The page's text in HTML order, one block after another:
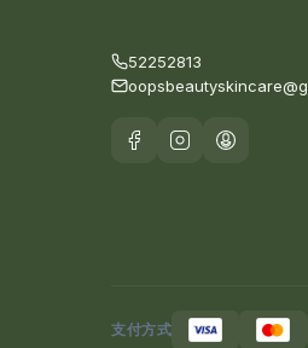
52252813
支付方式